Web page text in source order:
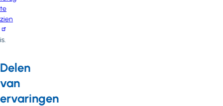
te
zien
is.
Delen
van
ervaringen